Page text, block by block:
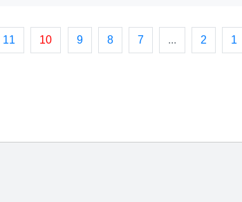
1
2
...
7
8
9
10
11